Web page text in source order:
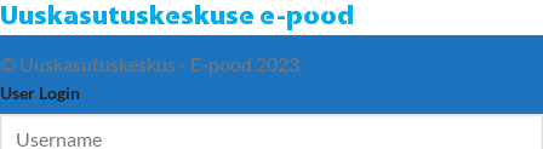
Uuskasutuskeskuse e-pood
© Uuskasutuskeskus - E-pood 2023
User Login